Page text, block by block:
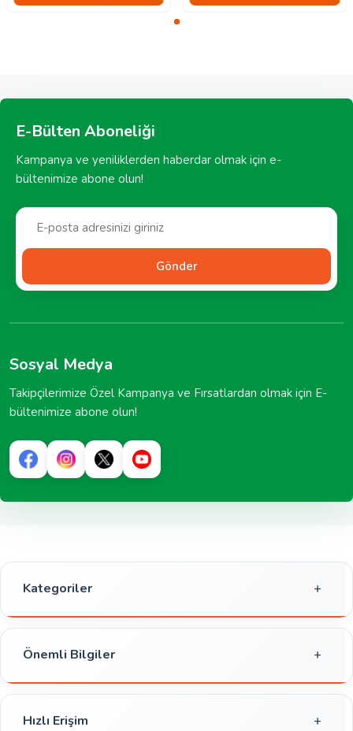
E-Bülten Aboneliği
Kampanya ve yeniliklerden haberdar olmak için e-
bültenimize abone olun!
Gönder
Sosyal Medya
Takipçilerimize Özel Kampanya ve Fırsatlardan olmak için E-
bültenimize abone olun!
Kategoriler
Gıda
Kahvaltılık
Önemli Bilgiler
Gizlilik ve Güvenlik
Çerez Politikası
Hızlı Erişim